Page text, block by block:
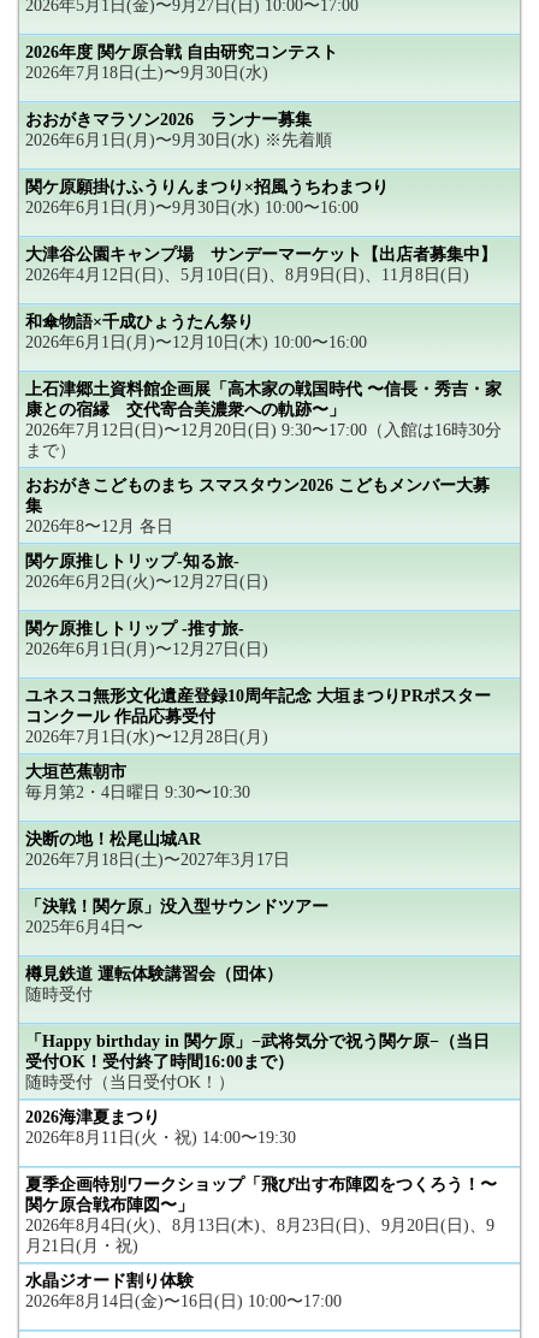
2026年5月1日(金)〜9月27日(日) 10:00〜17:00
2026年度 関ケ原合戦 自由研究コンテスト
2026年7月18日(土)〜9月30日(水)
おおがきマラソン2026 ランナー募集
2026年6月1日(月)〜9月30日(水) ※先着順
関ケ原願掛けふうりんまつり×招風うちわまつり
2026年6月1日(月)〜9月30日(水) 10:00〜16:00
大津谷公園キャンプ場 サンデーマーケット【出店者募集中】
2026年4月12日(日)、5月10日(日)、8月9日(日)、11月8日(日)
和傘物語×千成ひょうたん祭り
2026年6月1日(月)〜12月10日(木) 10:00〜16:00
上石津郷土資料館企画展「高木家の戦国時代 〜信長・秀吉・家
康との宿縁 交代寄合美濃衆への軌跡〜」
2026年7月12日(日)〜12月20日(日) 9:30〜17:00（入館は16時30分
まで）
おおがきこどものまち スマスタウン2026 こどもメンバー大募
集
2026年8〜12月 各日
関ケ原推しトリップ-知る旅-
2026年6月2日(火)〜12月27日(日)
関ケ原推しトリップ -推す旅-
2026年6月1日(月)〜12月27日(日)
ユネスコ無形文化遺産登録10周年記念 大垣まつりPRポスター
コンクール 作品応募受付
2026年7月1日(水)〜12月28日(月)
大垣芭蕉朝市
毎月第2・4日曜日 9:30〜10:30
決断の地！松尾山城AR
2026年7月18日(土)〜2027年3月17日
「決戦！関ケ原」没入型サウンドツアー
2025年6月4日〜
樽見鉄道 運転体験講習会（団体）
随時受付
「Happy birthday in 関ケ原」−武将気分で祝う関ケ原−（当日
受付OK！受付終了時間16:00まで）
随時受付（当日受付OK！）
2026海津夏まつり
2026年8月11日(火・祝) 14:00〜19:30
夏季企画特別ワークショップ「飛び出す布陣図をつくろう！〜
関ケ原合戦布陣図〜」
2026年8月4日(火)、8月13日(木)、8月23日(日)、9月20日(日)、9
月21日(月・祝)
水晶ジオード割り体験
2026年8月14日(金)〜16日(日) 10:00〜17:00